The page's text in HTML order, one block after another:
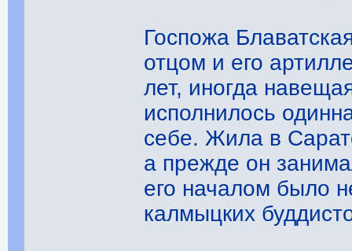
Госпожа
отцом и его
лет, иногда
исполнилось
себе. Жила в
а прежде он
его началом было
калмыцких